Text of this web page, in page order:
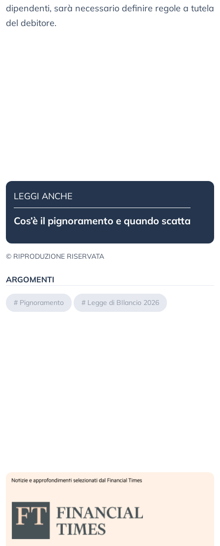
dipendenti, sarà necessario definire regole a tutela
del debitore.
LEGGI ANCHE
Cos’è il pignoramento e quando scatta
© RIPRODUZIONE RISERVATA
ARGOMENTI
# Pignoramento # Legge di BIlancio 2026